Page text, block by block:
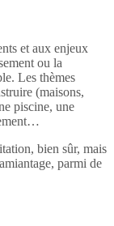
et aux enjeux
ou la
Les thèmes
(maisons,
piscine, une
bien sûr, mais
parmi de